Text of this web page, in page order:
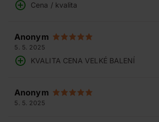
Cena / kvalita
Anonym
5. 5. 2025
KVALITA CENA VELKÉ BALENÍ
Anonym
5. 5. 2025